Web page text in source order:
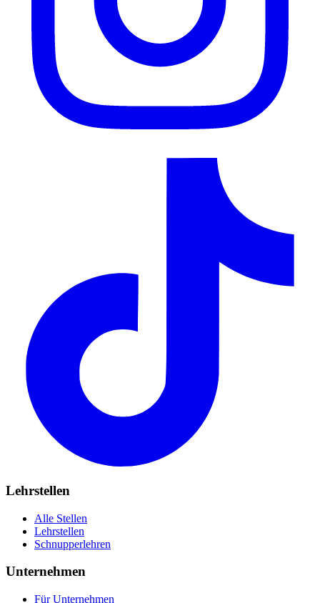
Lehrstellen
Alle Stellen
Lehrstellen
Schnupperlehren
Unternehmen
Für Unternehmen